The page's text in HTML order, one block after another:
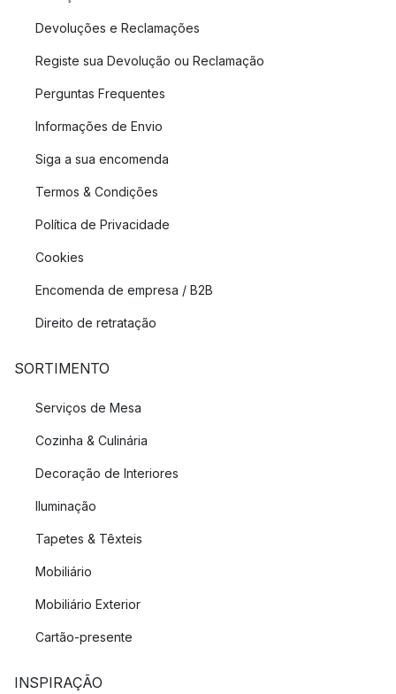
Devoluções e Reclamações
Registe sua Devolução ou Reclamação
Perguntas Frequentes
Informações de Envio
Siga a sua encomenda
Termos & Condições
Política de Privacidade
Cookies
Encomenda de empresa / B2B
Direito de retratação
SORTIMENTO
Serviços de Mesa
Cozinha & Culinária
Decoração de Interiores
Iluminação
Tapetes & Têxteis
Mobiliário
Mobiliário Exterior
Cartão-presente
INSPIRAÇÃO